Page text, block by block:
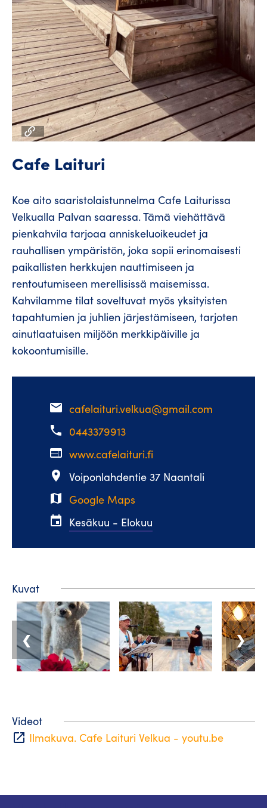
Cafe Laituri
Koe aito saaristolaistunnelma Cafe Laiturissa
Velkualla Palvan saaressa. Tämä viehättävä
pienkahvila tarjoaa anniskeluoikeudet ja
rauhallisen ympäristön, joka sopii erinomaisesti
paikallisten herkkujen nauttimiseen ja
rentoutumiseen merellisissä maisemissa.
Kahvilamme tilat soveltuvat myös yksityisten
tapahtumien ja juhlien järjestämiseen, tarjoten
ainutlaatuisen miljöön merkkipäiville ja
kokoontumisille.
email cafelaituri.velkua@gmail.com
phone 0443379913
web www.cafelaituri.fi
place
Voiponlahdentie 37 Naantali
map Google Maps
event Kesäkuu - Elokuu
Kuvat
❮ ❯
Videot
open_in_new Ilmakuva. Cafe Laituri Velkua - youtu.be